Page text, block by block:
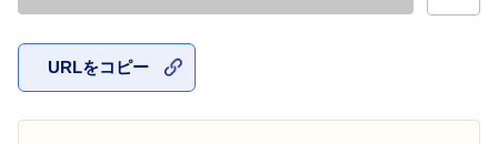
URLをコピー